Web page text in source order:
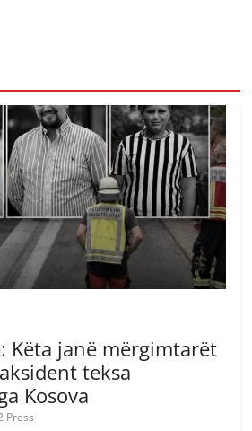
Këta janë mërgimtarët
teksa
Kosova
Press